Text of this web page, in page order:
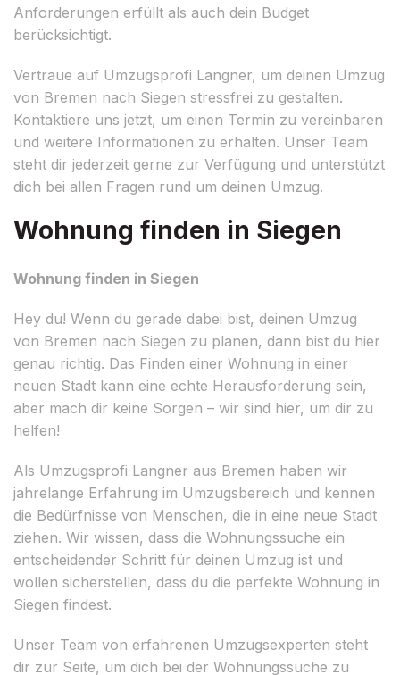
Anforderungen erfüllt als auch dein Budget
berücksichtigt.
Vertraue auf Umzugsprofi Langner, um deinen Umzug
von Bremen nach Siegen stressfrei zu gestalten.
Kontaktiere uns jetzt, um einen Termin zu vereinbaren
und weitere Informationen zu erhalten. Unser Team
steht dir jederzeit gerne zur Verfügung und unterstützt
dich bei allen Fragen rund um deinen Umzug.
Wohnung finden in Siegen
Wohnung finden in Siegen
Hey du! Wenn du gerade dabei bist, deinen Umzug
von Bremen nach Siegen zu planen, dann bist du hier
genau richtig. Das Finden einer Wohnung in einer
neuen Stadt kann eine echte Herausforderung sein,
aber mach dir keine Sorgen – wir sind hier, um dir zu
helfen!
Als Umzugsprofi Langner aus Bremen haben wir
jahrelange Erfahrung im Umzugsbereich und kennen
die Bedürfnisse von Menschen, die in eine neue Stadt
ziehen. Wir wissen, dass die Wohnungssuche ein
entscheidender Schritt für deinen Umzug ist und
wollen sicherstellen, dass du die perfekte Wohnung in
Siegen findest.
Unser Team von erfahrenen Umzugsexperten steht
dir zur Seite, um dich bei der Wohnungssuche zu